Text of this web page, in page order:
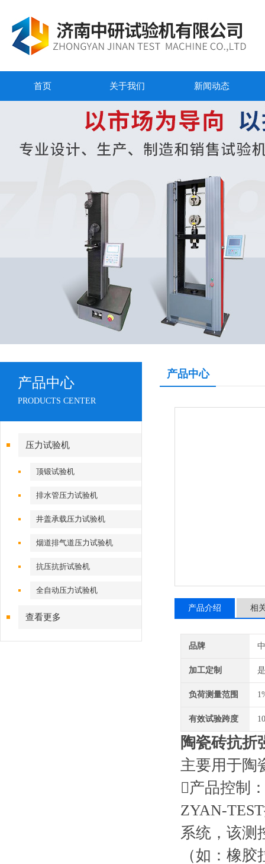
首页 关于我们 新闻动态
产品中心
PRODUCTS CENTER
压力试验机
顶锻试验机
排水管压力试验机
井盖承载压力试验机
烟道排气道压力试验机
抗压抗折试验机
全自动压力试验机
查看更多
产品中心
产品介绍 相
品牌
加工定制 是
负荷测量范围
有效试验跨度
陶瓷砖抗折
主要用于陶
产品控制
ZYAN-
系统，该测
（如：橡